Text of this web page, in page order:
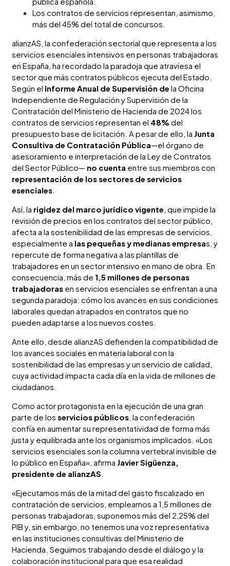
Los contratos de servicios representan, asimismo,
más del 45% del total de concursos.
alianzAS, la confederación sectorial que representa a los
servicios esenciales intensivos en personas trabajadoras
en España, ha recordado la paradoja que atraviesa el
sector que más contratos públicos ejecuta del Estado.
Según el Informe Anual de Supervisión de la Oficina
Independiente de Regulación y Supervisión de la
Contratación del Ministerio de Hacienda de 2024 los
contratos de servicios representan el 48% del
presupuesto base de licitación. A pesar de ello, la Junta
Consultiva de Contratación Pública—el órgano de
asesoramiento e interpretación de la Ley de Contratos
del Sector Público— no cuenta entre sus miembros con
representación de los sectores de servicios
esenciales
Así, la rigidez del marco jurídico vigente , que impide la
revisión de precios en los contratos del sector público,
afecta a la sostenibilidad de las empresas de servicios,
especialmente a las pequeñas y medianas empresas, y
repercute de forma negativa a las plantillas de
trabajadores en un sector intensivo en mano de obra. En
consecuencia, más de 1,5 millones de personas
trabajadoras en servicios esenciales se enfrentan a una
segunda paradoja: cómo los avances en sus condiciones
laborales quedan atrapados en contratos que no
pueden adaptarse a los nuevos costes.
Ante ello, desde alianzAS defienden la compatibilidad de
los avances sociales en materia laboral con la
sostenibilidad de las empresas y un servicio de calidad,
cuya actividad impacta cada día en la vida de millones de
ciudadanos.
Como actor protagonista en la ejecución de una gran
parte de los servicios públicos , la confederación
confía en aumentar su representatividad de forma más
justa y equilibrada ante los organismos implicados. «Los
servicios esenciales son la columna vertebral invisible de
lo público en España», afirma Javier Sigüenza,
presidente de alianzAS
«Ejecutamos más de la mitad del gasto fiscalizado en
contratación de servicios, empleamos a 1,5 millones de
personas trabajadoras, suponemos más del 2,25% del
PIB y, sin embargo, no tenemos una voz representativa
en las instituciones consultivas del Ministerio de
Hacienda. Seguimos trabajando desde el diálogo y la
colaboración institucional para que esa realidad